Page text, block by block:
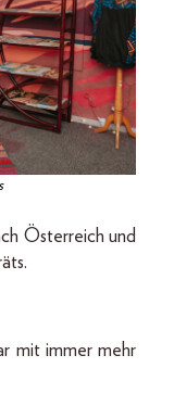
Österreich und
mit immer mehr